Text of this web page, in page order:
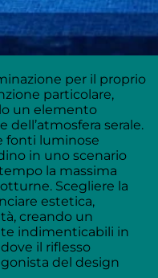
per il proprio
particolare,
un elemento
dell’atmosfera serale.
fonti luminose
in uno scenario
la massima
Scegliere la
estetica,
creando un
indimenticabili in
il riflesso
del design